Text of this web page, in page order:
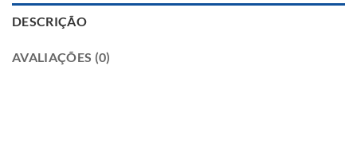
DESCRIÇÃO
AVALIAÇÕES (0)